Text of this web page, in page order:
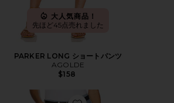
大人気商品！
先ほど45点売れました
PARKER LONG ショートパンツ
AGOLDE
$158